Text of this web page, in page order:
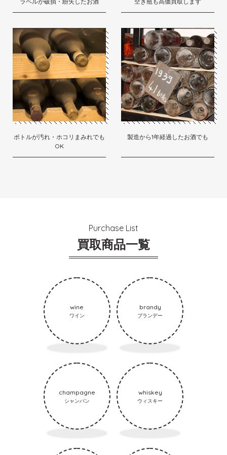
ボトルが汚れ・ホコリまみれでも
OK
製造から1年経過したお酒でも
Purchase List
買取商品一覧
wine
ワイン
brandy
ブランデー
champagne
シャンパン
whiskey
ウィスキー